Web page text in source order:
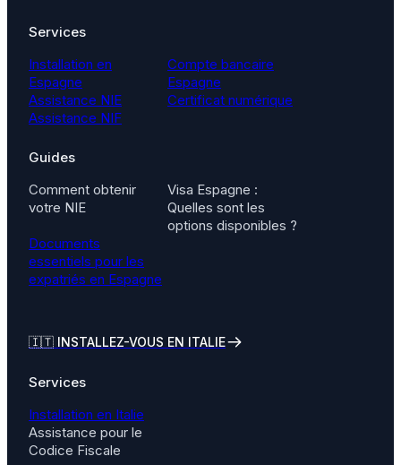
Services
Installation en
Espagne
Assistance NIE
Assistance NIF
Compte bancaire
Espagne
Certificat numérique
Guides
Comment obtenir
votre NIE
Visa Espagne :
Quelles sont les
options disponibles ?
Documents
essentiels pour les
expatriés en Espagne
🇮🇹 INSTALLEZ-VOUS EN ITALIE
Services
Installation en Italie
Assistance pour le
Codice Fiscale